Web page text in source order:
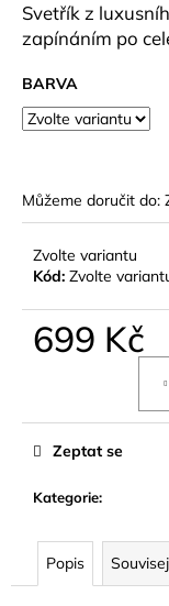
Svetřík z
zapínáním po
BARVA
Můžeme doručit do:
Zvolte variantu
Kód: Zvolte
699 Kč
Kategorie:
Zeptat se
Popis
o
r
č
u
m
e